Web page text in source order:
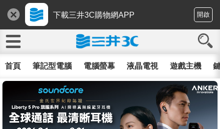
下載三井3C購物網APP 開啟
首頁 筆記型電腦 電腦螢幕 液晶電視 遊戲主機